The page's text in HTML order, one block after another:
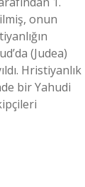
onun
(Judea)
Hristiyanlık
bir Yahudi